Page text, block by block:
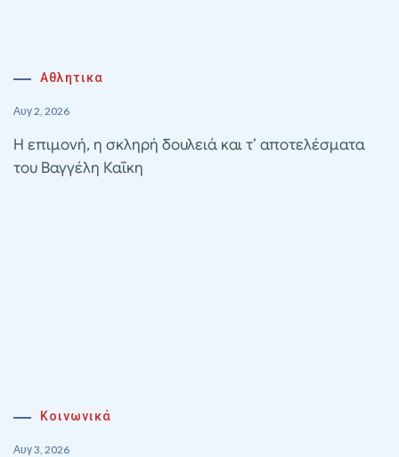
Αθλητικα
Αυγ 2, 2026
Η επιμονή, η σκληρή δουλειά και τ’ αποτελέσματα
του Βαγγέλη Καΐκη
Κοινωνικά
Αυγ 3, 2026